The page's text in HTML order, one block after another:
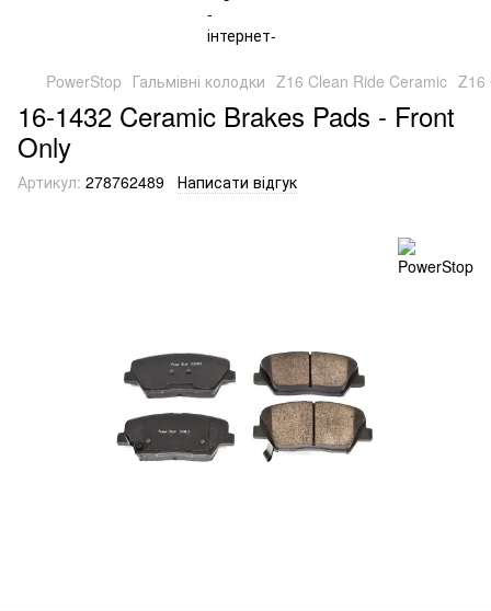
PowerStop Гальмівні колодки Z16 Clean Ride Ceramic Z16
16-1432 Ceramic Brakes Pads - Front
Only
Артикул: 278762489 Написати відгук